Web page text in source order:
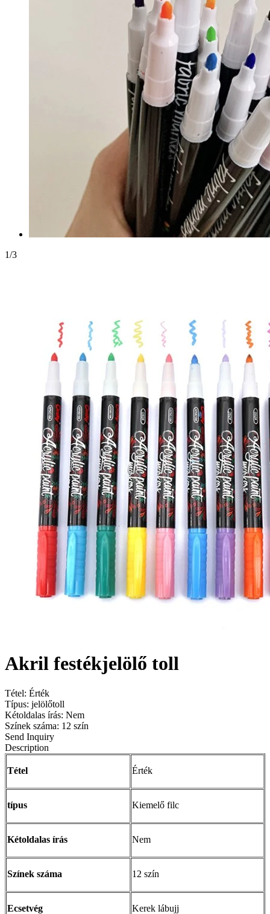
1/3
Akril festékjelölő toll
Tétel: Érték
Típus: jelölőtoll
Kétoldalas írás: Nem
Színek száma: 12 szín
Send Inquiry
Description
Tétel Érték
típus Kiemelő filc
Kétoldalas írás Nem
Színek száma 12 szín
Ecsetvég Kerek lábujj